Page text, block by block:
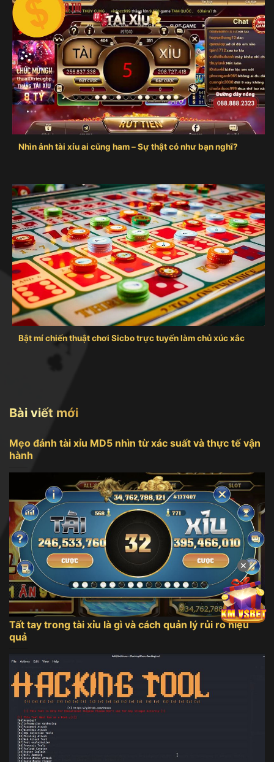
Nhìn ảnh tài xỉu ai cũng ham – Sự thật có như bạn nghĩ?
Bật mí chiến thuật chơi Sicbo trực tuyến làm chủ xúc xắc
Bài viết mới
Mẹo đánh tài xỉu MD5 nhìn từ xác suất và thực tế vận
hành
Tất tay trong tài xỉu là gì và cách quản lý rủi ro hiệu
quả
✕